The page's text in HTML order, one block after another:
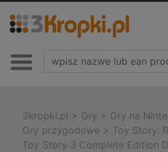
3kropki.pl > Gry > Gry na
Gry przygodowe > Toy Story:
Toy Story 3 Complete Edition